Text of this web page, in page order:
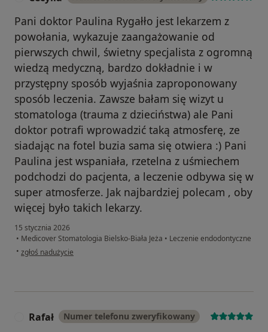
Pani doktor Paulina Rygałło jest lekarzem z
powołania, wykazuje zaangażowanie od
pierwszych chwil, świetny specjalista z ogromną
wiedzą medyczną, bardzo dokładnie i w
przystępny sposób wyjaśnia zaproponowany
sposób leczenia. Zawsze bałam się wizyt u
stomatologa (trauma z dzieciństwa) ale Pani
doktor potrafi wprowadzić taką atmosferę, ze
siadając na fotel buzia sama się otwiera :) Pani
Paulina jest wspaniała, rzetelna z uśmiechem
podchodzi do pacjenta, a leczenie odbywa się w
super atmosferze. Jak najbardziej polecam , oby
więcej było takich lekarzy.
15 stycznia 2026
• Medicover Stomatologia Bielsko-Biała Jeża • Leczenie endodontyczne
• w opinii użytkownika Cecylia
zgłoś nadużycie
Rafał Numer telefonu zweryfikowany